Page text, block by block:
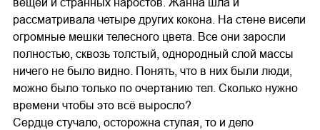
вещей и странных наростов. Жанна шла и
рассматривала четыре других кокона. На стене висели
огромные мешки телесного цвета. Все они заросли
полностью, сквозь толстый, однородный слой массы
ничего не было видно. Понять, что в них были люди,
можно было только по очертанию тел. Сколько нужно
времени чтобы это всё выросло?
Сердце стучало, осторожна ступая, то и дело